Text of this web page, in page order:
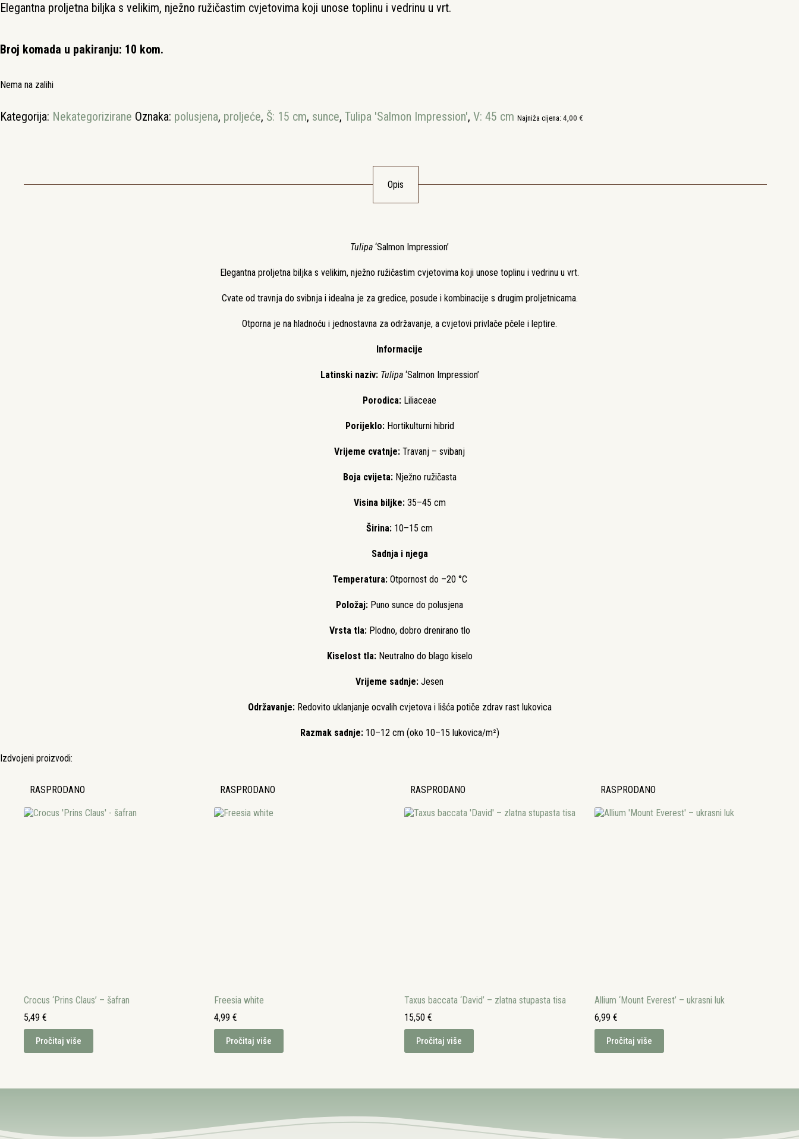
Elegantna proljetna biljka s velikim, nježno ružičastim cvjetovima koji unose toplinu i vedrinu u vrt.
Broj komada u pakiranju: 10 kom.
Nema na zalihi
Kategorija: Nekategorizirane Oznaka: polusjena, proljeće, Š: 15 cm, sunce, Tulipa 'Salmon Impression', V: 45 cm Najniža cijena: 4,00 €
Opis
Tulipa ‘Salmon Impression’
Elegantna proljetna biljka s velikim, nježno ružičastim cvjetovima koji unose toplinu i vedrinu u vrt.
Cvate od travnja do svibnja i idealna je za gredice, posude i kombinacije s drugim proljetnicama.
Otporna je na hladnoću i jednostavna za održavanje, a cvjetovi privlače pčele i leptire.
Informacije
Latinski naziv: Tulipa ‘Salmon Impression’
Porodica: Liliaceae
Porijeklo: Hortikulturni hibrid
Vrijeme cvatnje: Travanj – svibanj
Boja cvijeta: Nježno ružičasta
Visina biljke: 35–45 cm
Širina: 10–15 cm
Sadnja i njega
Temperatura: Otpornost do –20 °C
Položaj: Puno sunce do polusjena
Vrsta tla: Plodno, dobro drenirano tlo
Kiselost tla: Neutralno do blago kiselo
Vrijeme sadnje: Jesen
Održavanje: Redovito uklanjanje ocvalih cvjetova i lišća potiče zdrav rast lukovica
Razmak sadnje: 10–12 cm (oko 10–15 lukovica/m²)
Izdvojeni proizvodi:
RASPRODANO
Crocus ‘Prins Claus’ – šafran
5,49 €
Pročitaj više
RASPRODANO
Freesia white
4,99 €
Pročitaj više
RASPRODANO
Taxus baccata ‘David’ – zlatna stupasta tisa
15,50 €
Pročitaj više
RASPRODANO
Allium ‘Mount Everest’ – ukrasni luk
6,99 €
Pročitaj više